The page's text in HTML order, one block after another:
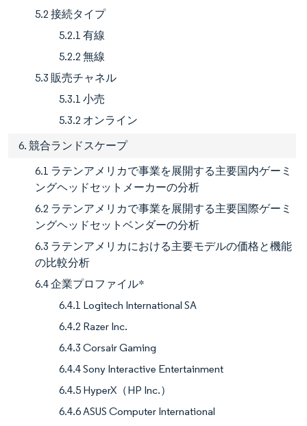
5.2 接続タイプ
5.2.1 有線
5.2.2 無線
5.3 販売チャネル
5.3.1 小売
5.3.2 オンライン
6. 競合ランドスケープ
6.1 ラテンアメリカで事業を展開する主要国内ゲーミ
ングヘッドセットメーカーの分析
6.2 ラテンアメリカで事業を展開する主要国際ゲーミ
ングヘッドセットベンダーの分析
6.3 ラテンアメリカにおける主要モデルの価格と機能
の比較分析
6.4 企業プロファイル*
6.4.1 Logitech International SA
6.4.2 Razer Inc.
6.4.3 Corsair Gaming
6.4.4 Sony Interactive Entertainment
6.4.5 HyperX（HP Inc.）
6.4.6 ASUS Computer International